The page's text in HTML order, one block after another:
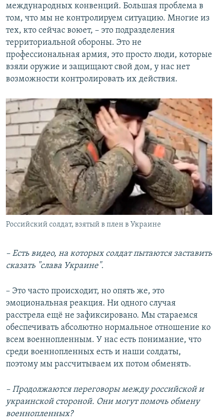
международных конвенций. Большая проблема в
том, что мы не контролируем ситуацию. Многие из
тех, кто сейчас воюет, – это подразделения
территориальной обороны. Это не
профессиональная армия, это просто люди, которые
взяли оружие и защищают свой дом, у нас нет
возможности контролировать их действия.
Российский солдат, взятый в плен в Украине
– Есть видео, на которых солдат пытаются заставить
сказать "слава Украине".
– Это часто происходит, но опять же, это
эмоциональная реакция. Ни одного случая
расстрела ещё не зафиксировано. Мы стараемся
обеспечивать абсолютно нормальное отношение ко
всем военнопленным. У нас есть понимание, что
среди военнопленных есть и наши солдаты,
поэтому мы рассчитываем их потом обменять.
– Продолжаются переговоры между российской и
украинской стороной. Они могут помочь обмену
военнопленных?